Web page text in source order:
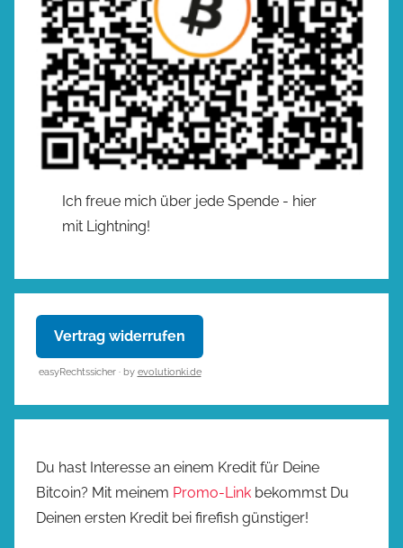
Ich freue mich über jede Spende - hier
mit Lightning!
Vertrag widerrufen
easyRechtssicher · by evolutionki.de
Du hast Interesse an einem Kredit für Deine
Bitcoin? Mit meinem Promo-Link bekommst Du
Deinen ersten Kredit bei firefish günstiger!